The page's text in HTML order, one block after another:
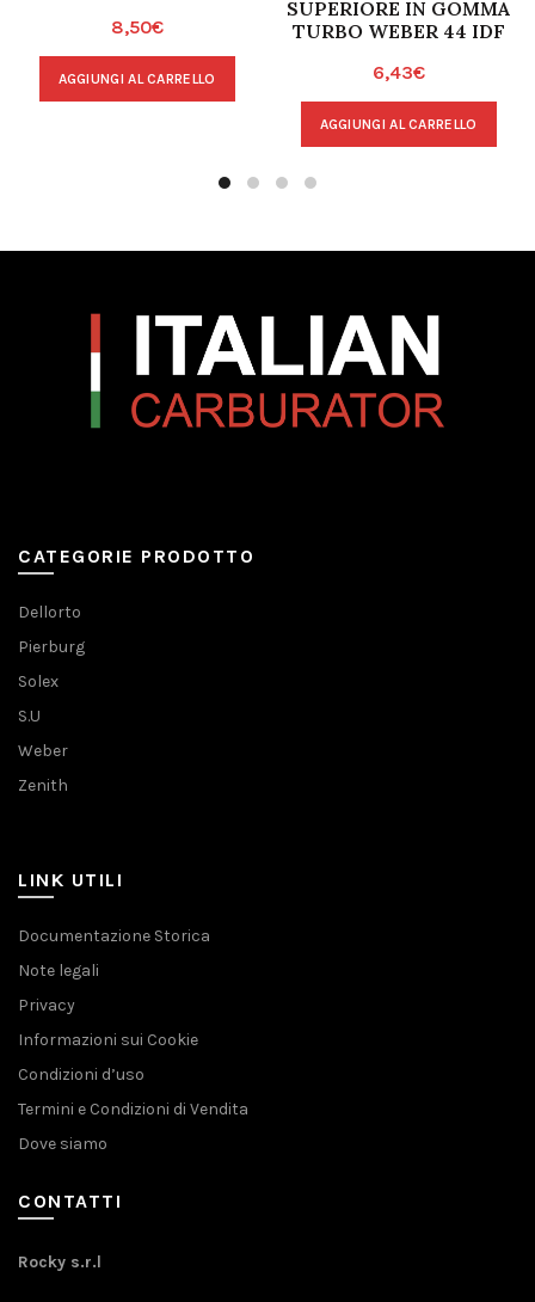
8,50€
AGGIUNGI AL CARRELLO
SUPERIORE IN GOMMA
TURBO WEBER 44 IDF
6,43€
AGGIUNGI AL CARRELLO
CATEGORIE PRODOTTO
Dellorto
Pierburg
Solex
S.U
Weber
Zenith
LINK UTILI
Documentazione Storica
Note legali
Privacy
Informazioni sui Cookie
Condizioni d’uso
Termini e Condizioni di Vendita
Dove siamo
CONTATTI
Rocky s.r.l